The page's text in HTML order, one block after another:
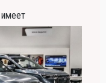
имеет